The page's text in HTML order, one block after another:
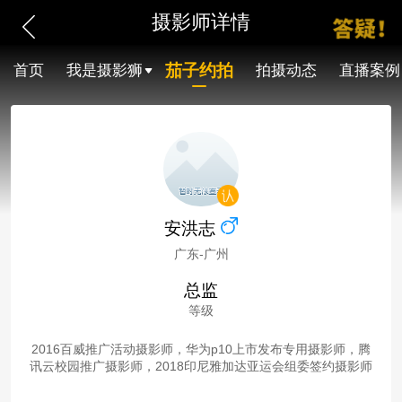
摄影师详情
首页 我是摄影狮 茄子约拍 拍摄动态 直播案例
安洪志
广东-广州
总监
等级
2016百威推广活动摄影师，华为p10上市发布专用摄影师，腾
讯云校园推广摄影师，2018印尼雅加达亚运会组委签约摄影师